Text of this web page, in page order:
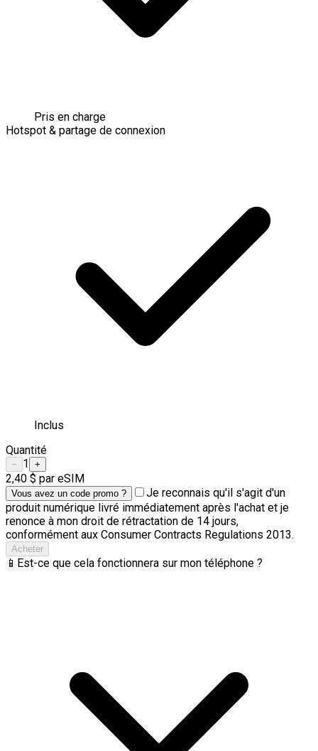
Pris en charge
Hotspot & partage de connexion
Inclus
Quantité
− 1 +
2,40 $ par eSIM
Vous avez un code promo ?
Je reconnais qu'il s'agit d'un
produit numérique livré immédiatement après l'achat et je
renonce à mon droit de rétractation de 14 jours,
conformément aux Consumer Contracts Regulations 2013.
Acheter
📱 Est-ce que cela fonctionnera sur mon téléphone ?